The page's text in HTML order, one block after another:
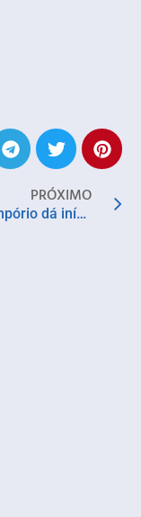
PRÓXIMO
Grupo Empório dá início à temporada de Natal com experiências que despertam os sentidos